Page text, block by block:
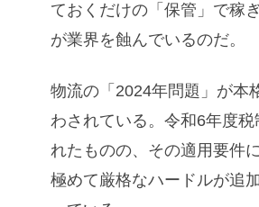
ておくだけの「保管」で稼
が業界を蝕んでいるのだ。
物流の「2024年問題」が本
わされている。令和6年度
れたものの、その適用要件
極めて厳格なハードルが追